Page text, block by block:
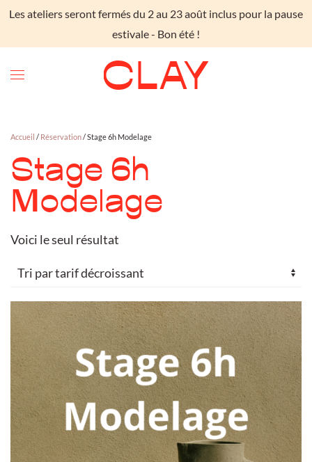
Les ateliers seront fermés du 2 au 23 août inclus pour la pause
estivale - Bon été !
Skip to main content
Accueil / Réservation/ Stage 6h Modelage
Stage 6h
Modelage
Voici le seul résultat